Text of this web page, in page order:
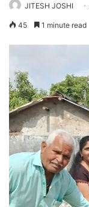
JITESH JOSHI
45 1 minute read